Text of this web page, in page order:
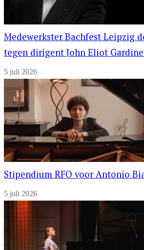
Medewerkster Bachfest Leipzig
tegen dirigent John Eliot
5 juli 2026
Stipendium RFO voor Antonio
5 juli 2026